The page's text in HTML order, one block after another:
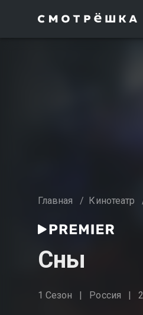
Главная / Кинотеатр
Сны
1 Сезон Россия